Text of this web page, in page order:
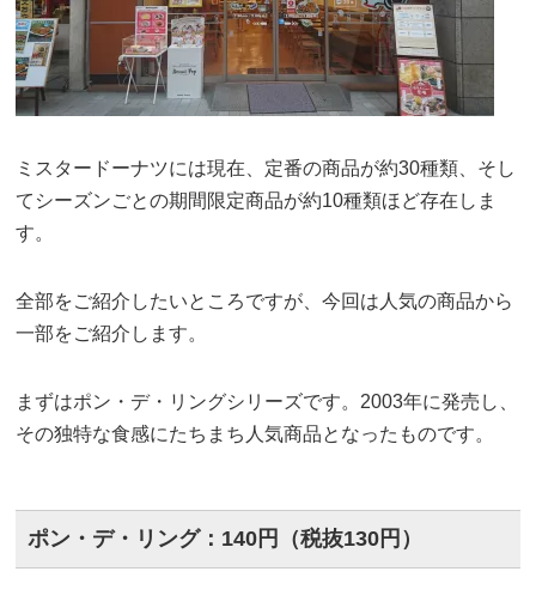
ミスタードーナツには現在、定番の商品が約30種類、そし
てシーズンごとの期間限定商品が約10種類ほど存在しま
す。
全部をご紹介したいところですが、今回は人気の商品から
一部をご紹介します。
まずはポン・デ・リングシリーズです。2003年に発売し、
その独特な食感にたちまち人気商品となったものです。
ポン・デ・リング：140円（税抜130円）